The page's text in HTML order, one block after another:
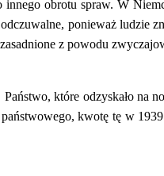
obrotu spraw. W
ponieważ ludzie
z powodu
które odzyskało na
kwotę tę w